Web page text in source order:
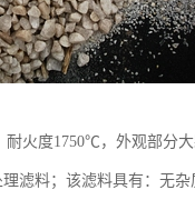
火度1750℃，外观部分
滤料；该滤料具有：无